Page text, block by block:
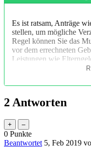
Es ist ratsam, Anträge
stellen, um mögliche
Regel können Sie das
vor dem errechneten
Leistungen wie
unterschiedliche
genauen Antragsfristen
gewährt werden können,
entsprechend und
rechtzeitig ein, um
Schwangerschaft und
2 Antworten
0 Punkte
Beantwortet 5, Feb 2019